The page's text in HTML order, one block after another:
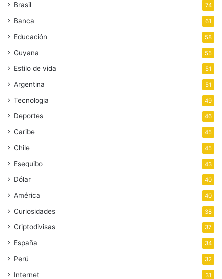
Brasil 74
Banca 61
Educación 58
Guyana 55
Estilo de vida 51
Argentina 51
Tecnologia 49
Deportes 46
Caribe 45
Chile 45
Esequibo 43
Dólar 40
América 40
Curiosidades 38
Criptodivisas 37
España 34
Perú 32
Internet 31